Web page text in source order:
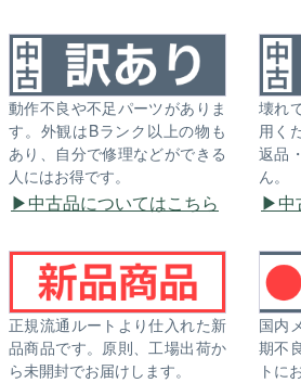
動作不良や不足パーツがありま
す。外観はBランク以上の物も
あり、自分で修理などができる
人にはお得です。
中古品についてはこちら
壊れ
用く
返品
ん。
中
正規流通ルートより仕入れた新
品商品です。原則、工場出荷か
ら未開封でお届けします。
国内
期不
トに